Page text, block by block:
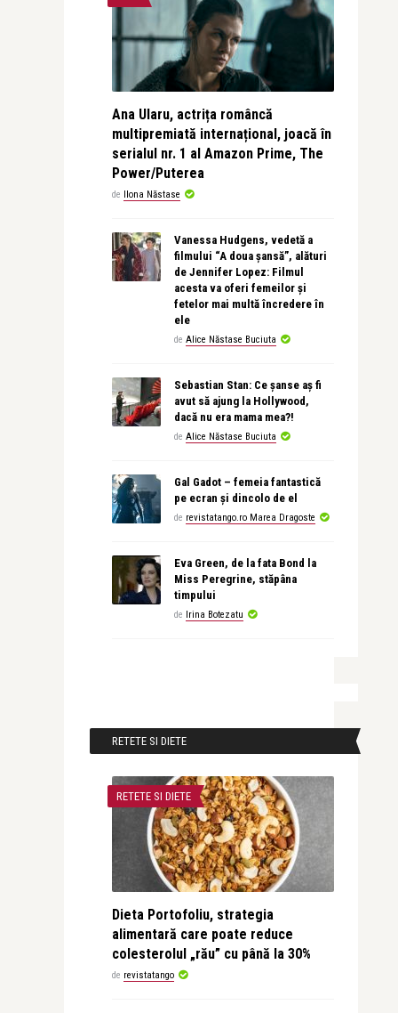
Ana Ularu, actrița româncă
multipremiată internațional, joacă în
serialul nr. 1 al Amazon Prime, The
Power/Puterea
de Ilona Năstase
Vanessa Hudgens, vedetă a
filmului “A doua șansă”, alături
de Jennifer Lopez: Filmul
acesta va oferi femeilor și
fetelor mai multă încredere în
ele
de Alice Năstase Buciuta
Sebastian Stan: Ce șanse aș fi
avut să ajung la Hollywood,
dacă nu era mama mea?!
de Alice Năstase Buciuta
Gal Gadot – femeia fantastică
pe ecran și dincolo de el
de revistatango.ro Marea Dragoste
Eva Green, de la fata Bond la
Miss Peregrine, stăpâna
timpului
de Irina Botezatu
RETETE SI DIETE
RETETE SI DIETE
Dieta Portofoliu, strategia
alimentară care poate reduce
colesterolul „rău” cu până la 30%
de revistatango